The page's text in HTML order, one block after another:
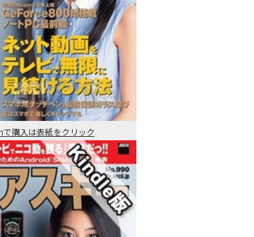
購入は表紙をクリック